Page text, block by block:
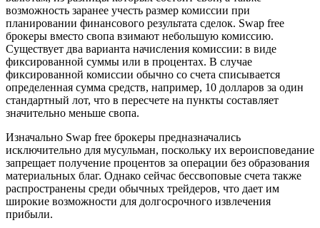
возможность заранее учесть размер комиссии при
планировании финансового результата сделок. Swap free
брокеры вместо свопа взимают небольшую комиссию.
Существует два варианта начисления комиссии: в виде
фиксированной суммы или в процентах. В случае
фиксированной комиссии обычно со счета списывается
определенная сумма средств, например, 10 долларов за один
стандартный лот, что в пересчете на пункты составляет
значительно меньше свопа.
Изначально Swap free брокеры предназначались
исключительно для мусульман, поскольку их вероисповедание
запрещает получение процентов за операции без образования
материальных благ. Однако сейчас бессвоповые счета также
распространены среди обычных трейдеров, что дает им
широкие возможности для долгосрочного извлечения
прибыли.